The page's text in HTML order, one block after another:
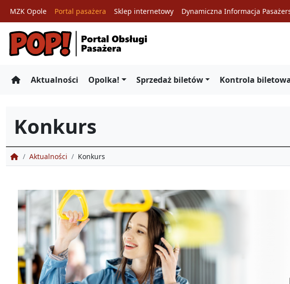
MZK Opole Portal pasażera Sklep internetowy Dynamiczna Informacja
treści
Aktualności Opolka! Sprzedaż biletów Kontrola
Konkurs
Portal Obsługi Pasażera
Aktualności Konkurs